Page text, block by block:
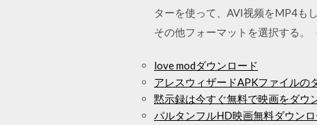
ターを使って、AVI视频をMP4も
その他フォーマットを選択する
love modダウンロード
アレスウィザードAPKファイルの
黙示録は今すぐ無料で映画をダウ
パルタンフルHD映画無料ダウン